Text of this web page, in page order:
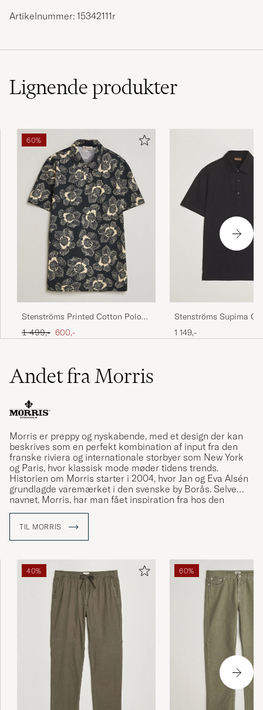
Artikelnummer: 15342111r
Lignendeprodukter
60%
Stenströms Printed Cotton Polo
Black
Ordinary pris
1 499,- Nedsat pris
600,-
Stenströms Supima
Shirt Black
1 149,-
Andet fra Morris
Morris er preppy og nyskabende, med et design der kan
beskrives som en perfekt kombination af input fra den
franske riviera og internationale storbyer som New York
og Paris, hvor klassisk mode møder tidens trends.
Historien om Morris starter i 2004, hvor Jan og Eva Alsén
grundlagde varemærket i den svenske by Borås. Selve
navnet, Morris, har man fået inspiration fra hos den
klassiske herretøjsbutik fra Stockholm ved samma navn,
TIL MORRIS
40% 60%